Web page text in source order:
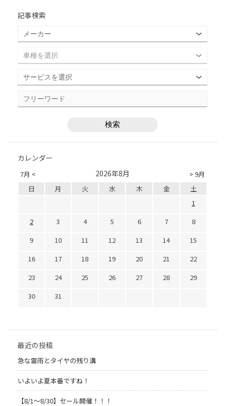
記事検索
カレンダー
7月 < > 9月
2026年8月
日 月 火 水 木 金
土
1
2
3 4 5 6 7
8
9
10 11 12 13 14
15
16
17 18 19 20 21
22
23
24 25 26 27 28
29
30
31
最近の投稿
急な雷雨とタイヤの残り溝
いよいよ夏本番ですね！
【8/1～8/30】セール開催！！！